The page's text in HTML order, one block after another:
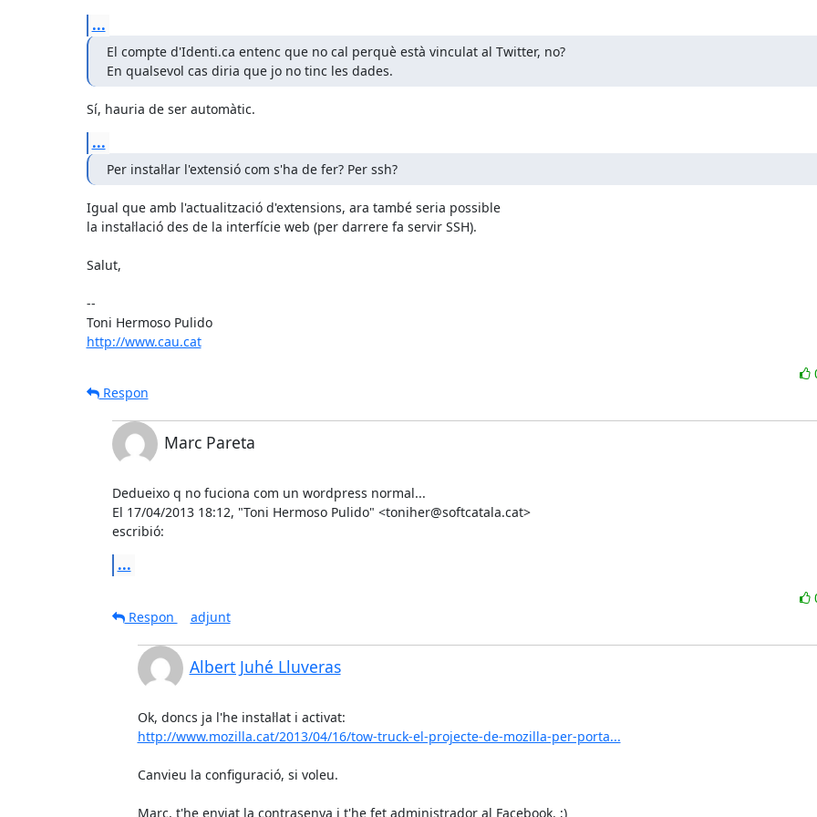
...
El compte d'Identi.ca entenc que no cal perquè està vinculat al Twitter, no?
En qualsevol cas diria que jo no tinc les dades.
Sí, hauria de ser automàtic.
...
Per instal·lar l'extensió com s'ha de fer? Per ssh?
Igual que amb l'actualització d'extensions, ara també seria possible
la instal·lació des de la interfície web (per darrere fa servir SSH).
Salut,
--
Toni Hermoso Pulido
http://www.cau.cat
Respon
Marc Pareta
Dedueixo q no fuciona com un wordpress normal...
El 17/04/2013 18:12, "Toni Hermoso Pulido" <toniher@softcatala.cat>
escribió:
...
Respon
adjunt
Albert Juhé Lluveras
http://www.mozilla.cat/2013/04/16/tow-truck-el-projecte-de-mozilla-per-porta...
Canvieu la configuració, si voleu.
Marc, t'he enviat la contrasenya i t'he fet administrador al Facebook. ;)